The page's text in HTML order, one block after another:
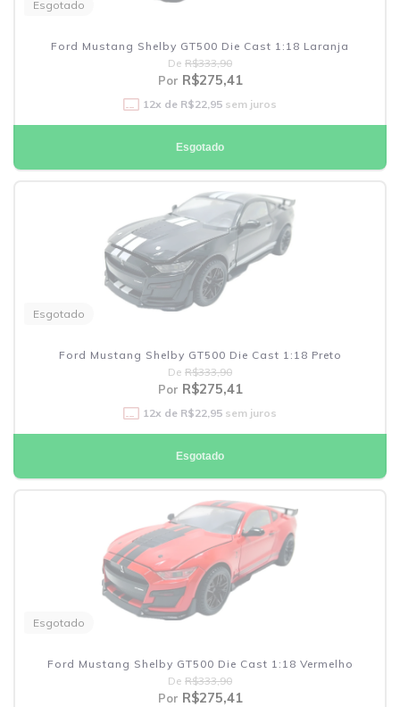
Esgotado
Ford Mustang Shelby GT500 Die Cast 1:18 Laranja
De R$333,90
Por R$275,41
12x de R$22,95 sem juros
Esgotado
Esgotado
Ford Mustang Shelby GT500 Die Cast 1:18 Preto
De R$333,90
Por R$275,41
12x de R$22,95 sem juros
Esgotado
Esgotado
Ford Mustang Shelby GT500 Die Cast 1:18 Vermelho
De R$333,90
Por R$275,41